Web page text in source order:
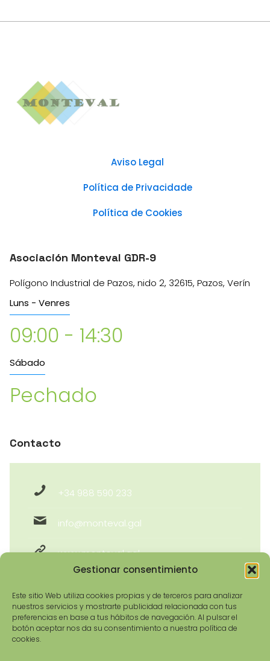
Gestionar consentimiento
Este sitio Web utiliza cookies propias y de terceros para analizar
nuestros servicios y mostrarte publicidad relacionada con tus
preferencias en base a tus hábitos de navegación. Al pulsar el
botón aceptar nos da su consentimiento a nuestra política de
cookies.
Aviso Legal
Política de Privacidade
Política de Cookies
Asociación Monteval GDR-9
Polígono Industrial de Pazos, nido 2, 32615, Pazos, Verín
Luns - Venres
09:00 - 14:30
Sábado
Pechado
Contacto
+34 988 590 233
info@monteval.gal
www.monteval.gal